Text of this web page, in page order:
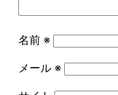
名前 ※
メール ※